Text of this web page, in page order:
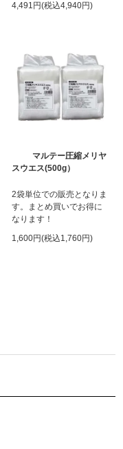
4,491円(税込4,940円)
マルテー圧縮メリヤ
スウエス(500g）
2袋単位での販売となりま
す。まとめ買いでお得に
なります！
1,600円(税込1,760円)